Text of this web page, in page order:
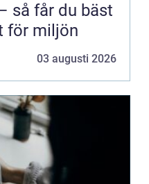
så får du bäst
för miljön
03 augusti 2026